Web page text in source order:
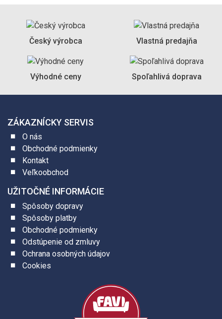
Český výrobca Vlastná predajňa
Výhodné ceny Spoľahlivá doprava
ZÁKAZNÍCKY SERVIS
O nás
Obchodné podmienky
Kontakt
Veľkoobchod
UŽITOČNÉ INFORMÁCIE
Spôsoby dopravy
Spôsoby platby
Obchodné podmienky
Odstúpenie od zmluvy
Ochrana osobných údajov
Cookies